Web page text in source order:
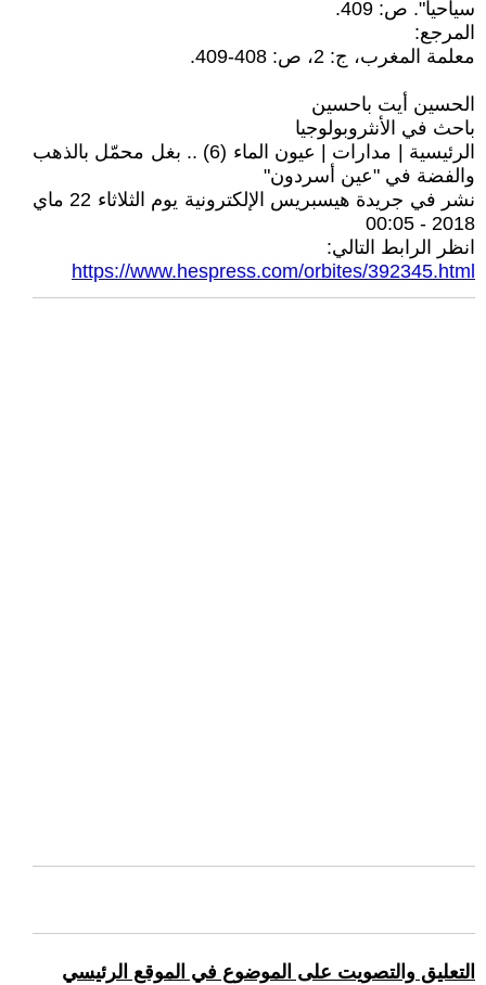
سياحيا". ص: 409.
المرجع:
معلمة المغرب، ج: 2، ص: 408-409.
الحسين أيت باحسين
باحث في الأنثروبولوجيا
الرئيسية | مدارات | عيون الماء (6) .. بغل محمّل بالذهب
والفضة في "عين أسردون"
نشر في جريدة هيسبريس الإلكترونية يوم الثلاثاء 22 ماي
2018 - 00:05
انظر الرابط التالي:
https://www.hespress.com/orbites/392345.html
التعليق والتصويت على الموضوع في الموقع الرئيسي